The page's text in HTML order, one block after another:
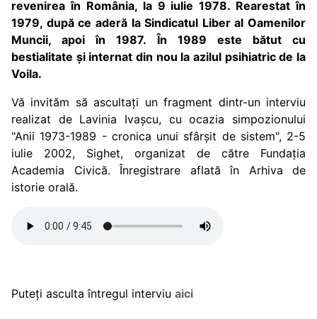
revenirea în România, la 9 iulie 1978. Rearestat în
1979, după ce aderă la Sindicatul Liber al Oamenilor
Muncii, apoi în 1987. În 1989 este bătut cu
bestialitate și internat din nou la azilul psihiatric de la
Voila.
Vă invităm să ascultați un fragment dintr-un interviu
realizat de Lavinia Ivașcu, cu ocazia simpozionului
"Anii 1973-1989 - cronica unui sfârșit de sistem", 2-5
iulie 2002, Sighet, organizat de către Fundația
Academia Civică. Înregistrare aflată în Arhiva de
istorie orală.
Puteți asculta întregul interviu aici